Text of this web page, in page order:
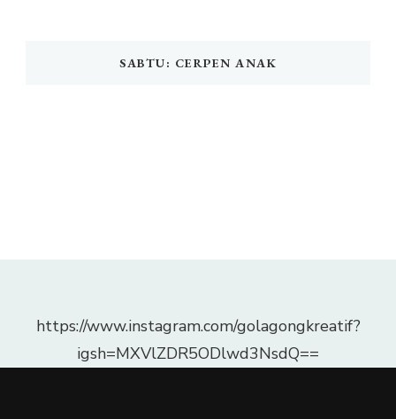
SABTU: CERPEN ANAK
https://www.instagram.com/golagongkreatif?
igsh=MXVlZDR5ODlwd3NsdQ==